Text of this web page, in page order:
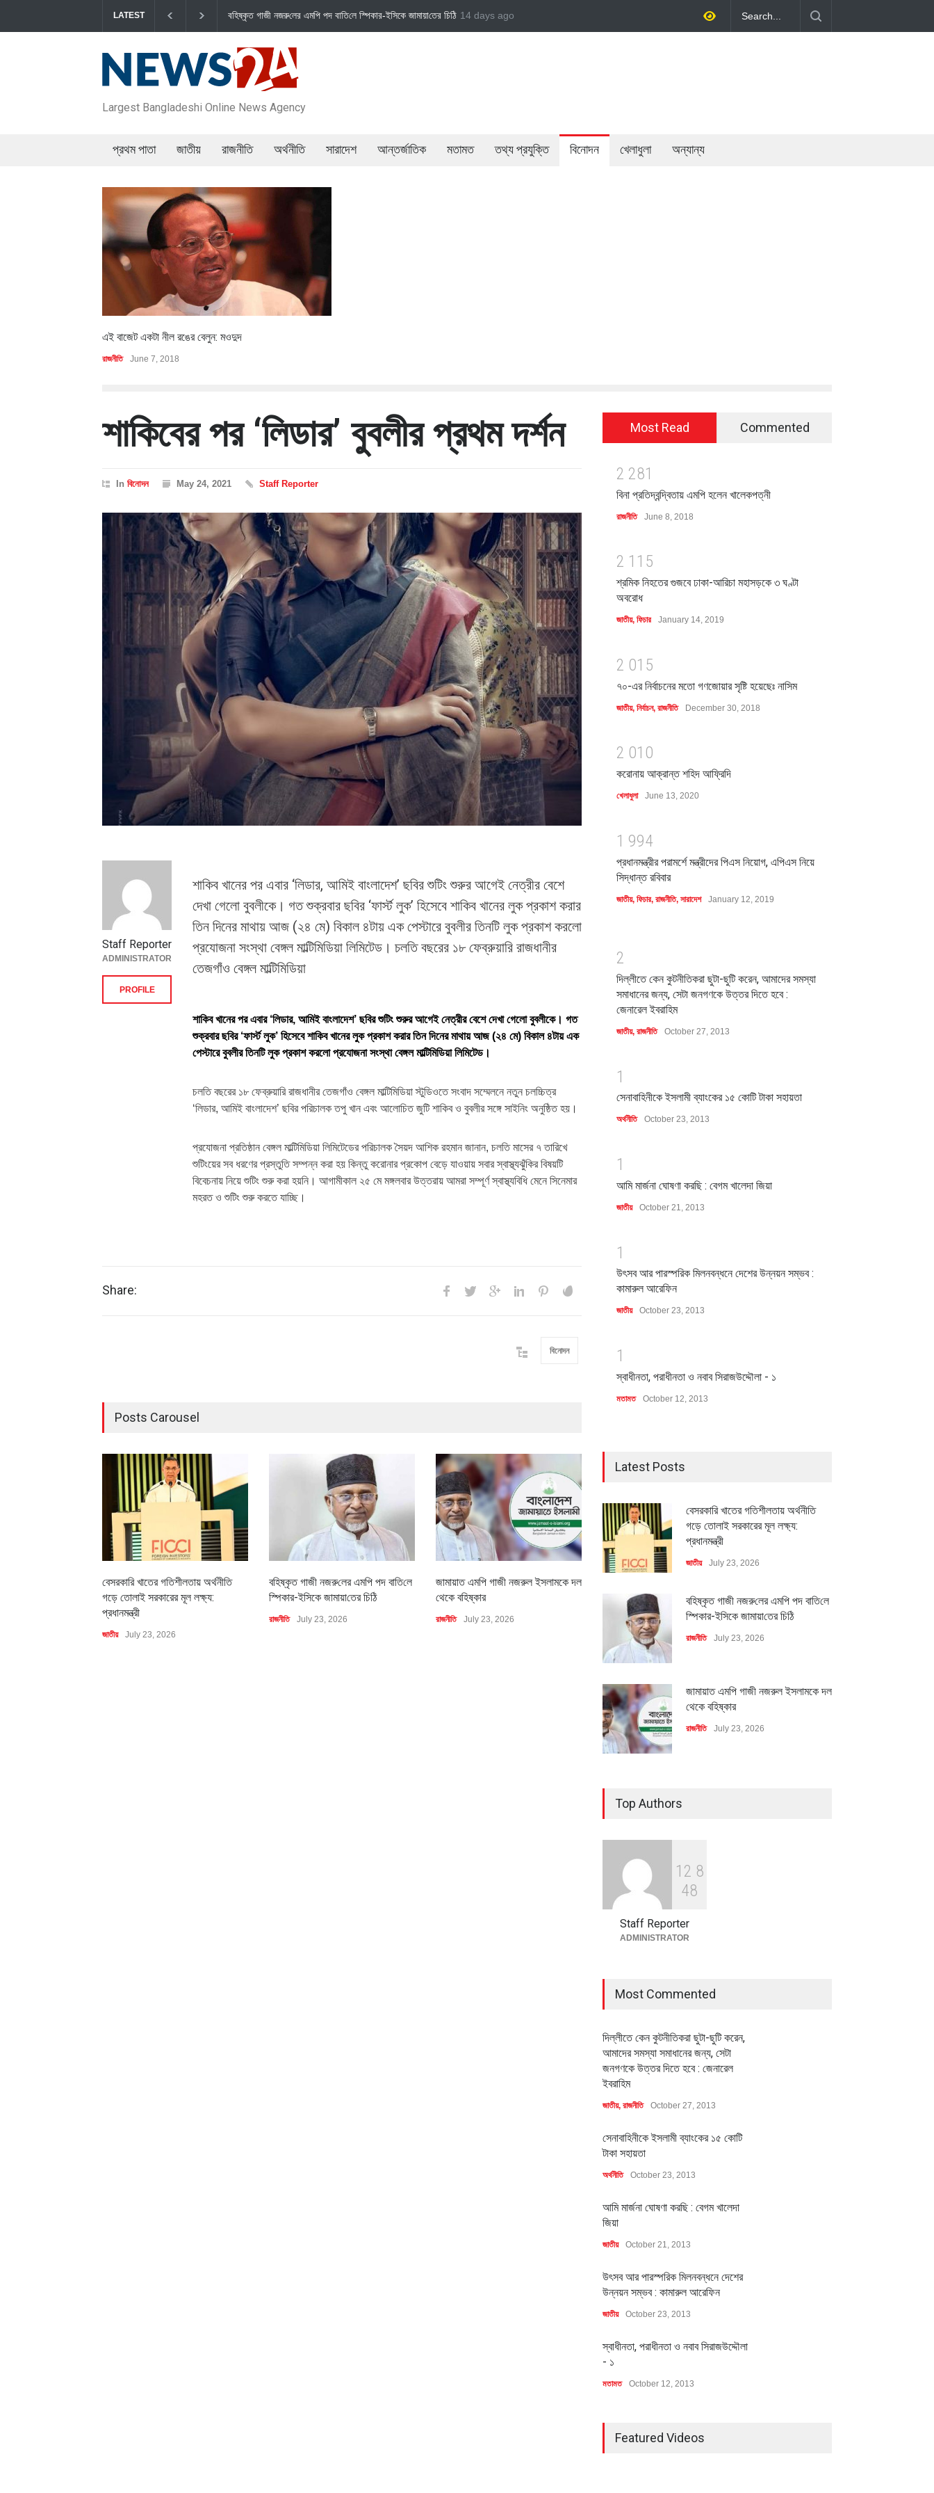
LATEST
বহিষ্কৃত গাজী নজরু‌লের এম‌পি পদ বা‌তি‌লে স্পিকার-ইসিকে জামায়া‌তের চি‌ঠি জামায়াত এমপি গাজী নজরুল ইসলামকে দল থেকে বহিষ্কার বেসরকারি খাতের গতিশীলতায় অর্থনীতি গড়ে তোলাই সরকারের মূল লক্ষ্য: প্রধানমন্ত্রী
14 days ago
Largest Bangladeshi Online News Agency
প্রথম পাতা জাতীয় রাজনীতি অর্থনীতি সারাদেশ আন্তর্জাতিক মতামত তথ্য প্রযুক্তি বিনোদন খেলাধুলা অন্যান্য
এই বাজেট একটা নীল রঙের বেলুন: মওদুদ
রাজনীতি June 7, 2018
শাকিবের পর ‘লিডার’ বুবলীর প্রথম দর্শন
In বিনোদন May 24, 2021 Staff Reporter
শাকিব খানের পর এবার ‘লিডার, আমিই বাংলাদেশ’ ছবির শুটিং শুরুর আগেই নেত্রীর বেশে
দেখা গেলো বুবলীকে। গত শুক্রবার ছবির ‘ফার্স্ট লুক’ হিসেবে শাকিব খানের লুক প্রকাশ করার
তিন দিনের মাথায় আজ (২৪ মে) বিকাল ৪টায় এক পেস্টারে বুবলীর তিনটি লুক প্রকাশ করলো
প্রযোজনা সংস্থা বেঙ্গল মাল্টিমিডিয়া লিমিটেড। চলতি বছরের ১৮ ফেব্রুয়ারি রাজধানীর
তেজগাঁও বেঙ্গল মাল্টিমিডিয়া
শাকিব খানের পর এবার ‘লিডার, আমিই বাংলাদেশ’ ছবির শুটিং শুরুর আগেই নেত্রীর বেশে দেখা গেলো বুবলীকে। গত
শুক্রবার ছবির ‘ফার্স্ট লুক’ হিসেবে শাকিব খানের লুক প্রকাশ করার তিন দিনের মাথায় আজ (২৪ মে) বিকাল ৪টায় এক
পেস্টারে বুবলীর তিনটি লুক প্রকাশ করলো প্রযোজনা সংস্থা বেঙ্গল মাল্টিমিডিয়া লিমিটেড।
চলতি বছরের ১৮ ফেব্রুয়ারি রাজধানীর তেজগাঁও বেঙ্গল মাল্টিমিডিয়া স্টুডিওতে সংবাদ সম্মেলনে নতুন চলচ্চিত্র
‘লিডার, আমিই বাংলাদেশ’ ছবির পরিচালক তপু খান এবং আলোচিত জুটি শাকিব ও বুবলীর সঙ্গে সাইনিং অনুষ্ঠিত হয়।
প্রযোজনা প্রতিষ্ঠান বেঙ্গল মাল্টিমিডিয়া লিমিটেডের পরিচালক সৈয়দ আশিক রহমান জানান, চলতি মাসের ৭ তারিখে
শুটিংয়ের সব ধরণের প্রস্তুতি সম্পন্ন করা হয় কিন্তু করোনার প্রকোপ বেড়ে যাওয়ায় সবার স্বাস্থ্যঝুঁকির বিষয়টি
বিবেচনায় নিয়ে শুটিং শুরু করা হয়নি। আগামীকাল ২৫ মে মঙ্গলবার উত্তরায় আমরা সম্পূর্ণ স্বাস্থ্যবিধি মেনে সিনেমার
মহরত ও শুটিং শুরু করতে যাচ্ছি।
Staff Reporter
ADMINISTRATOR
PROFILE
Share:
বিনোদন
Posts Carousel
বেসরকারি খাতের গতিশীলতায় অর্থনীতি
গড়ে তোলাই সরকারের মূল লক্ষ্য:
প্রধানমন্ত্রী
জাতীয় July 23, 2026
বহিষ্কৃত গাজী নজরু‌লের এম‌পি পদ বা‌তি‌লে
স্পিকার-ইসিকে জামায়া‌তের চি‌ঠি
রাজনীতি July 23, 2026
জামায়াত এমপি গাজী নজরুল ইসলামকে দল
থেকে বহিষ্কার
রাজনীতি July 23, 2026
বাস্তবায়নের পথে
July 23, 2026
পোশাক শিল্পে নতুন উদ্যোগ
অর্থনীতি
Most Read Commented
2 281
বিনা প্রতিদ্বন্দ্বিতায় এমপি হলেন খালেকপত্নী
রাজনীতি June 8, 2018
2 1 1 5
শ্রমিক নিহতের গুজবে ঢাকা-আরিচা মহাসড়কে ৩ ঘণ্টা
অবরোধ
জাতীয়, ফিচার January 14, 2019
2 01 5
৭০-এর নির্বাচনের মতো গণজোয়ার সৃষ্টি হয়েছেঃ নাসিম
জাতীয়, নির্বাচন, রাজনীতি December 30, 2018
2 01 0
করোনায় আক্রান্ত শহিদ আফ্রিদি
খেলাধুলা June 13, 2020
1 994
প্রধানমন্ত্রীর পরামর্শে মন্ত্রীদের পিএস নিয়োগ, এপিএস নিয়ে
সিদ্ধান্ত রবিবার
জাতীয়, ফিচার, রাজনীতি, সারাদেশ January 12, 2019
2
দিল্লীতে কেন কুটনীতিকরা ছুটা-ছুটি করেন, আমাদের সমস্যা
সমাধানের জন্য, সেটা জনগণকে উত্তর দিতে হবে :
জেনারেল ইবরাহিম
জাতীয়, রাজনীতি October 27, 2013
1
সেনাবাহিনীকে ইসলামী ব্যাংকের ১৫ কোটি টাকা সহায়তা
অর্থনীতি October 23, 2013
1
আমি মার্জনা ঘোষণা করছি : বেগম খালেদা জিয়া
জাতীয় October 21, 2013
1
উৎসব আর পারস্পরিক মিলনবন্ধনে দেশের উন্নয়ন সম্ভব :
কামারুল আরেফিন
জাতীয় October 23, 2013
1
স্বাধীনতা, পরাধীনতা ও নবাব সিরাজউদ্দৌলা - ১
মতামত October 12, 2013
Latest Posts
বেসরকারি খাতের গতিশীলতায় অর্থনীতি
গড়ে তোলাই সরকারের মূল লক্ষ্য:
প্রধানমন্ত্রী
জাতীয় July 23, 2026
বহিষ্কৃত গাজী নজরু‌লের এম‌পি পদ বা‌তি‌লে
স্পিকার-ইসিকে জামায়া‌তের চি‌ঠি
রাজনীতি July 23, 2026
জামায়াত এমপি গাজী নজরুল ইসলামকে দল
থেকে বহিষ্কার
রাজনীতি July 23, 2026
বৈশ্বিক প্রতিযোগিতা সক্ষমতা বাড়াতে
পোশাক শিল্পে নতুন উদ্যোগ
Top Authors
1 2 8
48
Staff Reporter
ADMINISTRATOR
Most Commented
দিল্লীতে কেন কুটনীতিকরা ছুটা-ছুটি করেন,
আমাদের সমস্যা সমাধানের জন্য, সেটা
জনগণকে উত্তর দিতে হবে : জেনারেল
ইবরাহিম
জাতীয়, রাজনীতি October 27, 2013
সেনাবাহিনীকে ইসলামী ব্যাংকের ১৫ কোটি
টাকা সহায়তা
অর্থনীতি October 23, 2013
আমি মার্জনা ঘোষণা করছি : বেগম খালেদা
জিয়া
জাতীয় October 21, 2013
উৎসব আর পারস্পরিক মিলনবন্ধনে দেশের
উন্নয়ন সম্ভব : কামারুল আরেফিন
জাতীয় October 23, 2013
স্বাধীনতা, পরাধীনতা ও নবাব সিরাজউদ্দৌলা
- ১
মতামত October 12, 2013
Featured Videos